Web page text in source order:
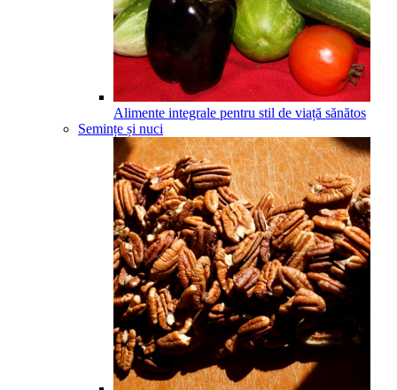
Alimente integrale pentru stil de viață sănătos
Semințe și nuci